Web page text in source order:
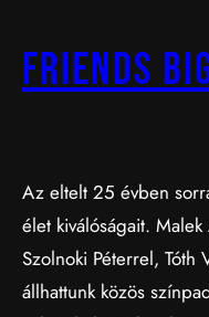
Friends
Az eltelt 25 évben
élet kiválóságait.
Szolnoki Péterrel, Tóth
állhattunk közös